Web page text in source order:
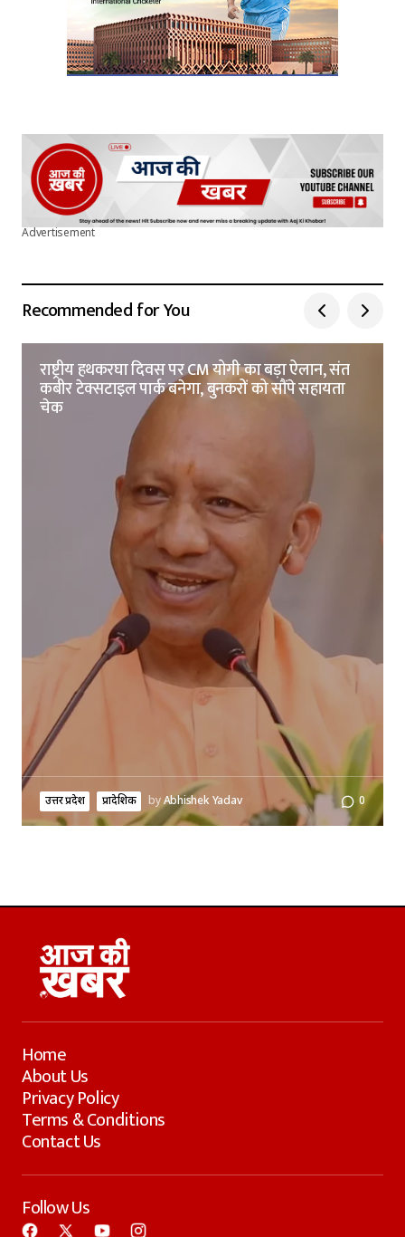
Advertisement
Recommended for You
राष्ट्रीय हथकरघा दिवस पर CM योगी का बड़ा ऐलान, संत
कबीर टेक्सटाइल पार्क बनेगा, बुनकरों को सौंपे सहायता
चेक
उत्तर प्रदेश प्रादेशिक byAbhishek Yadav 0
Home
About Us
Privacy Policy
Terms & Conditions
Contact Us
Follow Us